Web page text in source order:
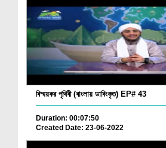
বিস্ময়কর পৃথিবী (বাংলায় ডাবিংকৃত) EP# 43
Duration: 00:07:50
Created Date: 23-06-2022